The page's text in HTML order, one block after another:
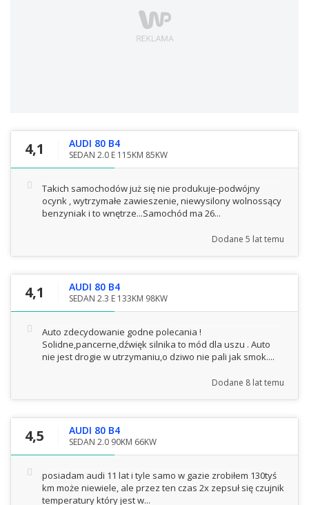
4,1 AUDI 80 B4
SEDAN 2.0 E 115KM 85KW
Takich samochodów już się nie produkuje-podwójny
ocynk , wytrzymałe zawieszenie, niewysilony wolnossący
benzyniak i to wnętrze...Samochód ma 26...
Dodane 5 lat temu
4,1 AUDI 80 B4
SEDAN 2.3 E 133KM 98KW
Auto zdecydowanie godne polecania !
Solidne,pancerne,dźwięk silnika to mód dla uszu . Auto
nie jest drogie w utrzymaniu,o dziwo nie pali jak smok....
Dodane 8 lat temu
4,5 AUDI 80 B4
SEDAN 2.0 90KM 66KW
posiadam audi 11 lat i tyle samo w gazie zrobiłem 130tyś
km może niewiele, ale przez ten czas 2x zepsuł się czujnik
temperatury który jest w...